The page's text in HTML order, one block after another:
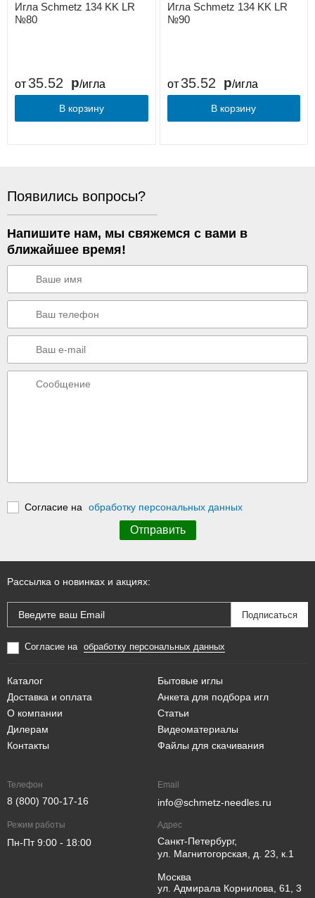
Игла Schmetz 134 KK LR
№80
от 35.52 /игла
В корзину
Игла Schmetz 134 KK LR
№90
от 35.52 /игла
В корзину
Появились вопросы?
Напишите нам, мы свяжемся с вами в
ближайшее время!
Согласие на обработку персональных данных
Рассылка о новинках и акциях:
Согласие на обработку персональных данных
Каталог
Доставка и оплата
О компании
Дилерам
Контакты
Бытовые иглы
Анкета для подбора игл
Статьи
Видеоматериалы
Файлы для скачивания
Телефон
8 (800) 700-17-16
Email
info@schmetz-needles.ru
Режим работы
Пн-Пт 9:00 - 18:00
Адрес
Санкт-Петербург,
ул. Магнитогорская, д. 23, к.1
Москва
ул. Адмирала Корнилова, 61, 3